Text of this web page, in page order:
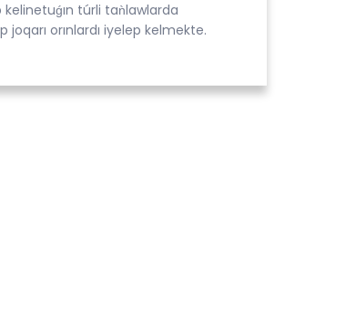
kelinetuǵın túrli taǹlawlarda
joqarı orınlardı iyelep kelmekte.